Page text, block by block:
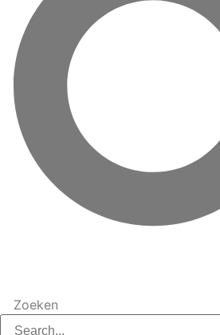
Zoeken